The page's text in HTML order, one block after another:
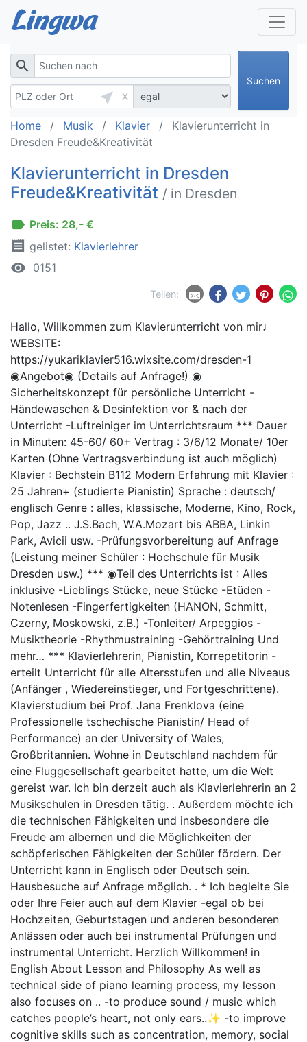
search
near_me
X
Suchen
Home Musik Klavier
Klavierunterricht in
Dresden Freude&Kreativität
Klavierunterricht in Dresden
Freude&Kreativität / in Dresden
label Preis: 28,- €
receipt gelistet: Klavierlehrer
remove_red_eye 0151
Teilen:
Hallo, Willkommen zum Klavierunterricht von mir♩
WEBSITE:
https://yukariklavier516.wixsite.com/dresden-1
◉Angebot◉ (Details auf Anfrage!) ◉
Sicherheitskonzept für persönliche Unterricht -
Händewaschen & Desinfektion vor & nach der
Unterricht -Luftreiniger im Unterrichtsraum *** Dauer
in Minuten: 45-60/ 60+ Vertrag : 3/6/12 Monate/ 10er
Karten (Ohne Vertragsverbindung ist auch möglich)
Klavier : Bechstein B112 Modern Erfahrung mit Klavier :
25 Jahren+ (studierte Pianistin) Sprache : deutsch/
englisch Genre : alles, klassische, Moderne, Kino, Rock,
Pop, Jazz .. J.S.Bach, W.A.Mozart bis ABBA, Linkin
Park, Avicii usw. -Prüfungsvorbereitung auf Anfrage
(Leistung meiner Schüler : Hochschule für Musik
Dresden usw.) *** ◉Teil des Unterrichts ist : Alles
inklusive -Lieblings Stücke, neue Stücke -Etüden -
Notenlesen -Fingerfertigkeiten (HANON, Schmitt,
Czerny, Moskowski, z.B.) -Tonleiter/ Arpeggios -
Musiktheorie -Rhythmustraining -Gehörtraining Und
mehr… *** Klavierlehrerin, Pianistin, Korrepetitorin -
erteilt Unterricht für alle Altersstufen und alle Niveaus
(Anfänger , Wiedereinstieger, und Fortgeschrittene).
Klavierstudium bei Prof. Jana Frenklova (eine
Professionelle tschechische Pianistin/ Head of
Performance) an der University of Wales,
Großbritannien. Wohne in Deutschland nachdem für
eine Fluggesellschaft gearbeitet hatte, um die Welt
gereist war. Ich bin derzeit auch als Klavierlehrerin an 2
Musikschulen in Dresden tätig. . Außerdem möchte ich
die technischen Fähigkeiten und insbesondere die
Freude am albernen und die Möglichkeiten der
schöpferischen Fähigkeiten der Schüler fördern. Der
Unterricht kann in Englisch oder Deutsch sein.
Hausbesuche auf Anfrage möglich. . * Ich begleite Sie
oder Ihre Feier auch auf dem Klavier -egal ob bei
Hochzeiten, Geburtstagen und anderen besonderen
Anlässen oder auch bei instrumental Prüfungen und
instrumental Unterricht. Herzlich Willkommen! in
English About Lesson and Philosophy As well as
technical side of piano learning process, my lesson
also focuses on .. -to produce sound / music which
catches people’s heart, not only ears..✨ -to improve
cognitive skills such as concentration, memory, social